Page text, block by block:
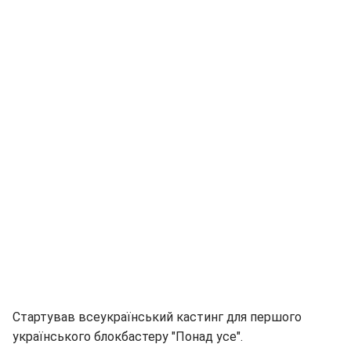
Стартував всеукраїнський кастинг для першого
українського блокбастеру "Понад усе".